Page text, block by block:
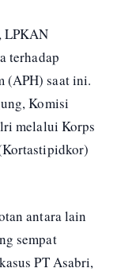
LPKAN
terhadap
(APH) saat ini.
Komisi
melalui Korps
antara lain
sempat
PT Asabri,